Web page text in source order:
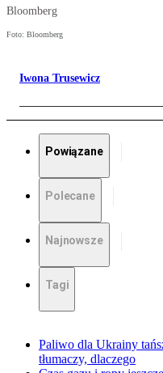
Bloomberg
Foto: Bloomberg
Iwona Trusewicz
Powiązane
Polecane
Najnowsze
Tagi
Paliwo dla Ukrainy
tłumaczy, dlaczego